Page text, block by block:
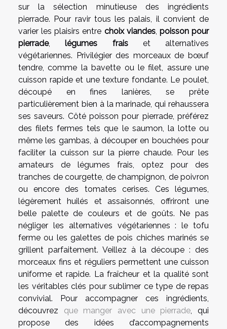
sur la sélection minutieuse des ingrédients
pierrade. Pour ravir tous les palais, il convient de
varier les plaisirs entre choix viandes, poisson pour
pierrade,légumes fraiset alternatives
végétariennes. Privilégier des morceaux de bœuf
tendre, comme la bavette ou le filet, assure une
cuisson rapide et une texture fondante. Le poulet,
découpé en fines lanières, se prête
particulièrement bien à la marinade, qui rehaussera
ses saveurs. Côté poisson pour pierrade, préférez
des filets fermes tels que le saumon, la lotte ou
même les gambas, à découper en bouchées pour
faciliter la cuisson sur la pierre chaude. Pour les
amateurs de légumes frais, optez pour des
tranches de courgette, de champignon, de poivron
ou encore des tomates cerises. Ces légumes,
légèrement huilés et assaisonnés, offriront une
belle palette de couleurs et de goûts. Ne pas
négliger les alternatives végétariennes : le tofu
ferme ou les galettes de pois chiches marinés se
grillent parfaitement. Veillez à la découpe : des
morceaux fins et réguliers permettent une cuisson
uniforme et rapide. La fraîcheur et la qualité sont
les véritables clés pour sublimer ce type de repas
convivial. Pour accompagner ces ingrédients,
découvrez que manger avec une pierrade, qui
propose des idées d’accompagnements